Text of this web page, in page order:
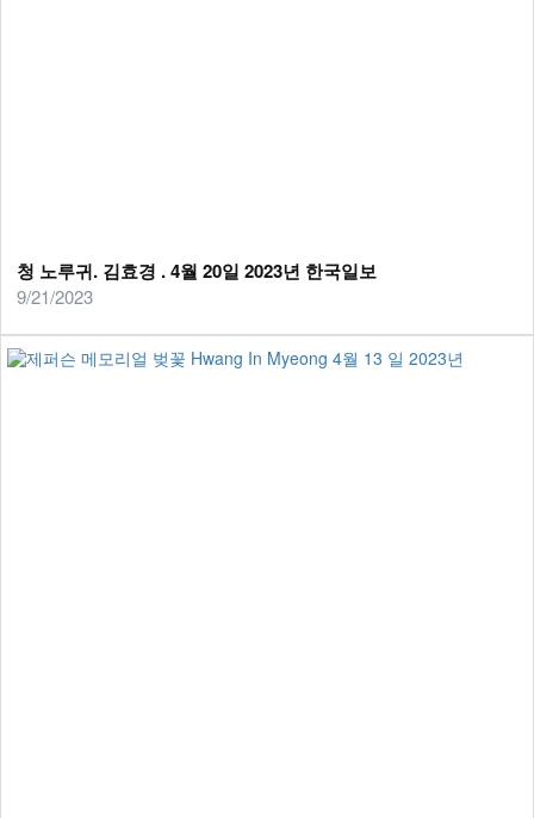
청 노루귀. 김효경 . 4월 20일 2023년 한국일보
9/21/2023